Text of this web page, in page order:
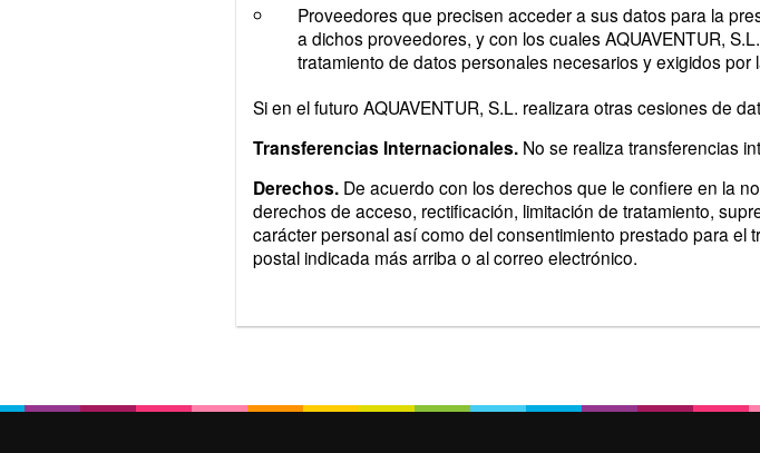
Proveedores que precisen acceder a sus datos para la
a dichos proveedores, y con los cuales AQUAVENTUR,
tratamiento de datos personales necesarios y exigidos
Si en el futuro AQUAVENTUR, S.L. realizara otras cesiones de
Transferencias Internacionales. No se realiza transferencias
Derechos. De acuerdo con los derechos que le confiere en la
derechos de acceso, rectificación, limitación de tratamiento,
carácter personal así como del consentimiento prestado para el
postal indicada más arriba o al correo electrónico.